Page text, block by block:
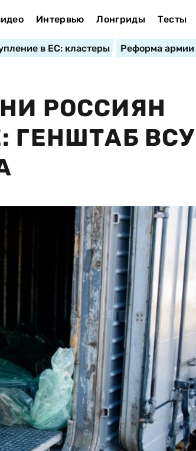
Интервью Лонгриды Тесты
в ЕС: кластеры Реформа армии
РОССИЯН
ГЕНШТАБ ВСУ